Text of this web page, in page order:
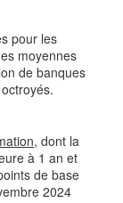
pour les
moyennes
de banques
, dont la
à 1 an et
de base
2024